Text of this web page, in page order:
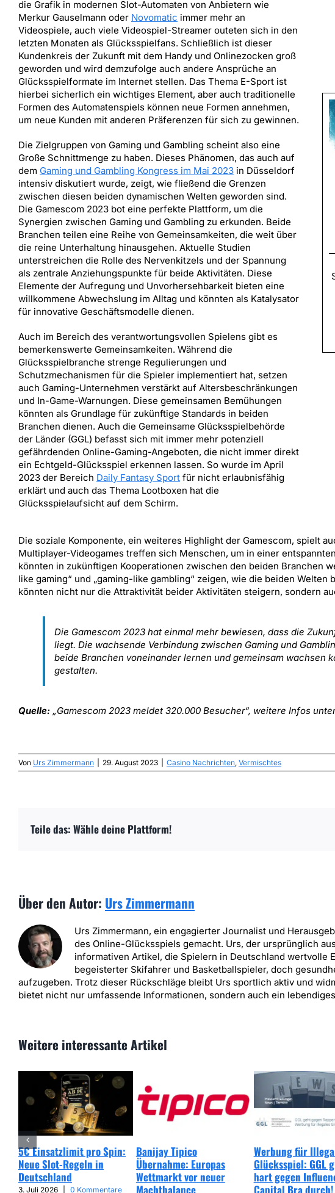
die Grafik in modernen Slot-Automaten von Anbietern wie
Merkur Gauselmann oder Novomatic immer mehr an
Videospiele, auch viele Videospiel-Streamer outeten sich in den
letzten Monaten als Glücksspielfans. Schließlich ist dieser
Kundenkreis der Zukunft mit dem Handy und Onlinezocken groß
geworden und wird demzufolge auch andere Ansprüche an
Glücksspielformate im Internet stellen. Das Thema E-Sport ist
hierbei sicherlich ein wichtiges Element, aber auch traditionelle
Formen des Automatenspiels können neue Formen annehmen,
um neue Kunden mit anderen Präferenzen für sich zu gewinnen.
Die Zielgruppen von Gaming und Gambling scheint also eine
Große Schnittmenge zu haben. Dieses Phänomen, das auch auf
dem Gaming und Gambling Kongress im Mai 2023in Düsseldorf
intensiv diskutiert wurde, zeigt, wie fließend die Grenzen
zwischen diesen beiden dynamischen Welten geworden sind.
Die Gamescom 2023 bot eine perfekte Plattform, um die
Synergien zwischen Gaming und Gambling zu erkunden. Beide
Branchen teilen eine Reihe von Gemeinsamkeiten, die weit über
die reine Unterhaltung hinausgehen. Aktuelle Studien
unterstreichen die Rolle des Nervenkitzels und der Spannung
als zentrale Anziehungspunkte für beide Aktivitäten. Diese
Elemente der Aufregung und Unvorhersehbarkeit bieten eine
willkommene Abwechslung im Alltag und könnten als Katalysator
für innovative Geschäftsmodelle dienen.
Auch im Bereich des verantwortungsvollen Spielens gibt es
bemerkenswerte Gemeinsamkeiten. Während die
Glücksspielbranche strenge Regulierungen und
Schutzmechanismen für die Spieler implementiert hat, setzen
auch Gaming-Unternehmen verstärkt auf Altersbeschränkungen
und In-Game-Warnungen. Diese gemeinsamen Bemühungen
könnten als Grundlage für zukünftige Standards in beiden
Branchen dienen. Auch die Gemeinsame Glücksspielbehörde
der Länder (GGL) befasst sich mit immer mehr potenziell
gefährdenden Online-Gaming-Angeboten, die nicht immer direkt
ein Echtgeld-Glücksspiel erkennen lassen. So wurde im April
2023 der Bereich Daily Fantasy Sportfür nicht erlaubnisfähig
erklärt und auch das Thema Lootboxen hat die
Glücksspielaufsicht auf dem Schirm.
Die soziale Komponente, ein weiteres Highlight der Gamescom, spielt
Multiplayer-Videogames treffen sich Menschen, um in einer
könnten in zukünftigen Kooperationen zwischen den beiden Branchen
like gaming“ und „gaming-like gambling“ zeigen, wie die beiden
könnten nicht nur die Attraktivität beider Aktivitäten steigern, sondern
Die Gamescom 2023 hat einmal mehr bewiesen, dass die
liegt. Die wachsende Verbindung zwischen Gaming und
beide Branchen voneinander lernen und gemeinsam wachsen
gestalten.
Quelle:„Gamescom 2023 meldet 320.000 Besucher“, weitere Infos
Von Urs Zimmermann 29. August 2023 Casino Nachrichten Vermischtes
Teile das: Wähle deine Plattform!
Über den Autor: Urs Zimmermann
Urs Zimmermann, ein engagierter Journalist und
des Online-Glücksspiels gemacht. Urs, der ursprünglich
informativen Artikel, die Spielern in Deutschland wertvolle
begeisterter Skifahrer und Basketballspieler, doch
aufzugeben. Trotz dieser Rückschläge bleibt Urs sportlich aktiv und
bietet nicht nur umfassende Informationen, sondern auch ein
Weitere interessante Artikel
5€ Einsatzlimit pro Spin:
Neue Slot-Regeln in
Deutschland
3. Juli 2026 0 Kommentare
Banijay Tipico
Übernahme: Europas
Wettmarkt vor neuer
Machtbalance
Werbung für
Glücksspiel: GGL
hart gegen
Capital Bra durch!